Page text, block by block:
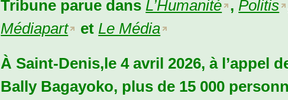
Tribune parue dansL’Humanité ,Politis
Médiapart
etLe Média
À Saint-Denis,le 4 avril 2026, à l’appel
Bally Bagayoko, plus de 15 000